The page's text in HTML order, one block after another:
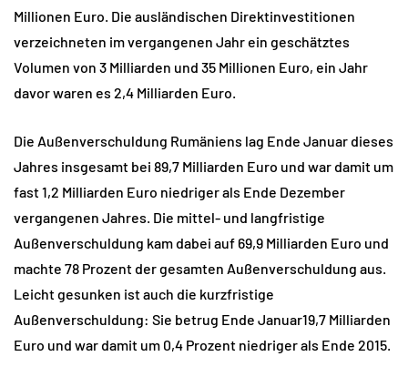
Millionen Euro. Die ausländischen Direktinvestitionen
verzeichneten im vergangenen Jahr ein geschätztes
Volumen von 3 Milliarden und 35 Millionen Euro, ein Jahr
davor waren es 2,4 Milliarden Euro.
Die Außenverschuldung Rumäniens lag Ende Januar dieses
Jahres insgesamt bei 89,7 Milliarden Euro und war damit um
fast 1,2 Milliarden Euro niedriger als Ende Dezember
vergangenen Jahres. Die mittel- und langfristige
Außenverschuldung kam dabei auf 69,9 Milliarden Euro und
machte 78 Prozent der gesamten Außenverschuldung aus.
Leicht gesunken ist auch die kurzfristige
Außenverschuldung: Sie betrug Ende Januar19,7 Milliarden
Euro und war damit um 0,4 Prozent niedriger als Ende 2015.